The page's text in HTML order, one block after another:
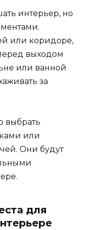
интерьер, но
или коридоре,
выходом
или ванной
за
выбрать
или
Они будут
для